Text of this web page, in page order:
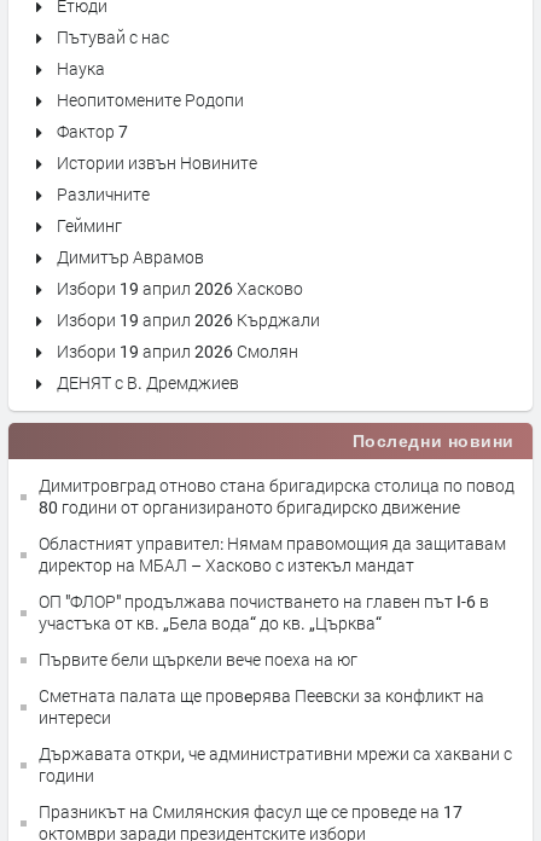
Етюди
Пътувай с нас
Наука
Неопитомените Родопи
Фактор 7
Истории извън Новините
Различните
Гейминг
Димитър Аврамов
Избори 19 април 2026 Хасково
Избори 19 април 2026 Кърджали
Избори 19 април 2026 Смолян
ДЕНЯТ с В. Дремджиев
Последни новини
Димитровград отново стана бригадирска столица по повод
80 години от организираното бригадирско движение
Областният управител: Нямам правомощия да защитавам
директор на МБАЛ – Хасково с изтекъл мандат
ОП "ФЛОР" продължава почистването на главен път I-6 в
участъка от кв. „Бела вода“ до кв. „Църква“
Първите бели щъркели вече поеха на юг
Сметната палата ще провeрява Пеевски за конфликт на
интереси
Държавата откри, че административни мрежи са хаквани с
години
Празникът на Смилянския фасул ще се проведе на 17
октомври заради президентските избори